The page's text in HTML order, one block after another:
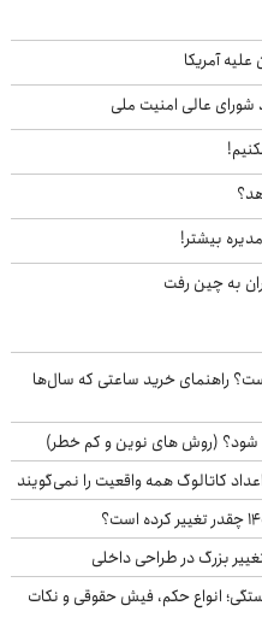
آمریکا
عالی امنیت ملی
بیشتر!
به چین رفت
راهنمای خرید ساعتی که سال‌ها
شود؟ (روش های نوین و کم خطر)
کاتالوگ همه واقعیت را نمی‌گویند
بزرگ در طراحی داخلی
انواع حکم، فیش حقوقی و نکات